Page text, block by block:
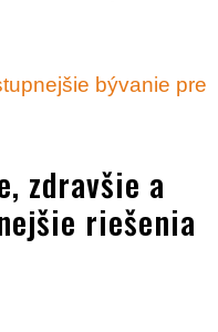
zdravšie a
riešenia